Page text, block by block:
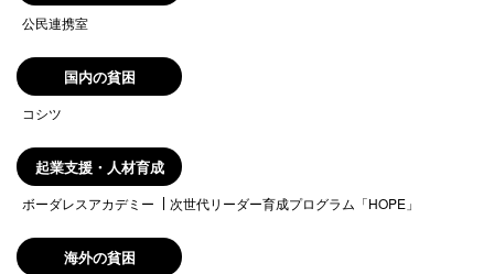
公民連携室
国内の貧困
コシツ
起業支援・人材育成
ボーダレスアカデミー 次世代リーダー育成プログラム「HOPE」
海外の貧困